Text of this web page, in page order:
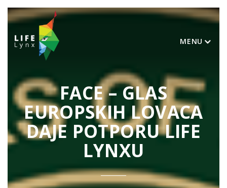
MENU
FACE – GLAS
EUROPSKIH LOVACA
DAJE POTPORU LIFE
LYNXU